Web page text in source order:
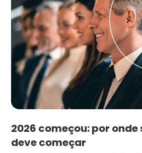
2026 começou: por
deve começar